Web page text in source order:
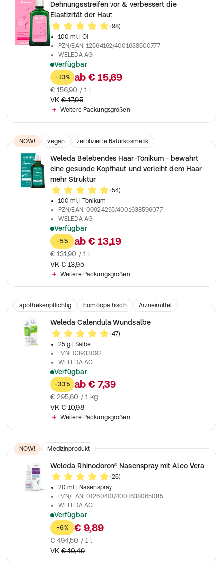
Dehnungsstreifen vor & verbessert die
Elastizität der Haut
(98)
100 ml
| Öl
PZN/EAN:12564162/4001638500777
WELEDA AG
Verfügbar
Schwangerschafts-Pflegeöl beugt Dehnungsstreifen vor,
-13% ab € 15,69
€ 156,90 / 1 l
VK € 17,95
Weitere Packungsgrößen
NOW! vegan
zertifizierte Naturkosmetik
vegetarischWeleda Belebendes Haar-Tonikum - bewahrt
eine gesunde Kopfhaut und verleiht dem Haar
mehr Struktur
(54)
100 ml
| Tonikum
PZN/EAN:09924295/4001638596077
WELEDA AG
Verfügbar
Für volleres Haar: Bis zu 46 % weniger Haarverlust
-5% ab € 13,19
€ 131,90 / 1 l
VK € 13,95
Weitere Packungsgrößen
apothekenpflichtig homöopathisch Arzneimittel
Weleda Calendula Wundsalbe
(47)
25 g
| Salbe
PZN: 03933092
WELEDA AG
Verfügbar
Die Salbe zur Behandlung von Schürfwunden und kleineren
-33% ab € 7,39
€ 295,60 / 1 kg
VK € 10,98
Weitere Packungsgrößen
NOW! Medizinprodukt
Weleda Rhinodoron® Nasenspray mit Aleo Vera
(25)
20 ml
| Nasenspray
PZN/EAN:01260401/4001638065085
WELEDA AG
Verfügbar
Hilft bei trockener Nasenschleimhaut und Schnupfen auch
-6% € 9,89
€ 494,50 / 1 l
VK € 10,49